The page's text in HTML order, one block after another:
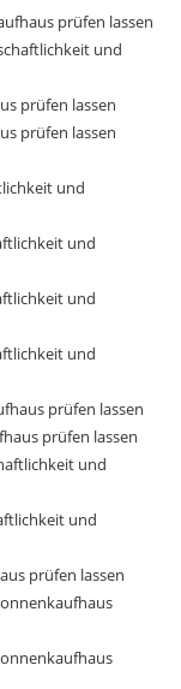
prüfen lassen
und
prüfen lassen
prüfen lassen
und
und
und
und
prüfen lassen
prüfen lassen
und
und
prüfen lassen